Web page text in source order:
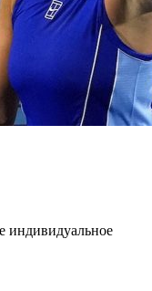
индивидуальное